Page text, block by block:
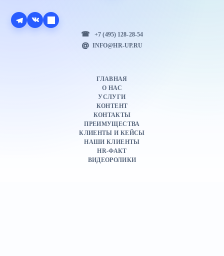
+7 (495) 128-28-54
INFO@HR-UP.RU
ГЛАВНАЯ
О НАС
УСЛУГИ
КОНТЕНТ
КОНТАКТЫ
ПРЕИМУЩЕСТВА
КЛИЕНТЫ И КЕЙСЫ
НАШИ КЛИЕНТЫ
HR-ФАКТ
ВИДЕОРОЛИКИ